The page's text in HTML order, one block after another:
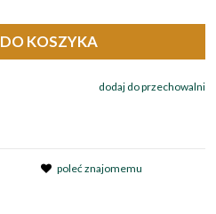
DO KOSZYKA
dodaj do przechowalni
poleć znajomemu